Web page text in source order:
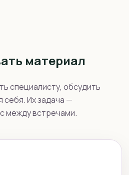
материал
специалисту, обсудить
себя. Их задача —
между встречами.